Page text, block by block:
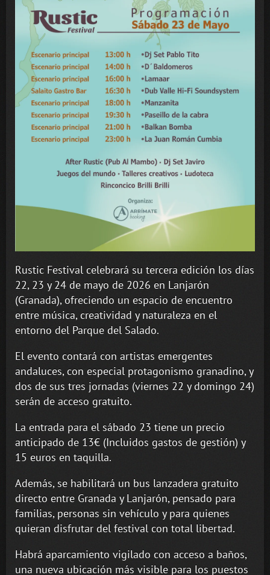
Rustic Festival celebrará su tercera edición los días
22, 23 y 24 de mayo de 2026 en Lanjarón
(Granada), ofreciendo un espacio de encuentro
entre música, creatividad y naturaleza en el
entorno del Parque del Salado.
El evento contará con artistas emergentes
andaluces, con especial protagonismo granadino, y
dos de sus tres jornadas (viernes 22 y domingo 24)
serán de acceso gratuito.
La entrada para el sábado 23 tiene un precio
anticipado de 13€ (Incluidos gastos de gestión) y
15 euros en taquilla.
Además, se habilitará un bus lanzadera gratuito
directo entre Granada y Lanjarón, pensado para
familias, personas sin vehículo y para quienes
quieran disfrutar del festival con total libertad.
Habrá aparcamiento vigilado con acceso a baños,
una nueva ubicación más visible para los puestos